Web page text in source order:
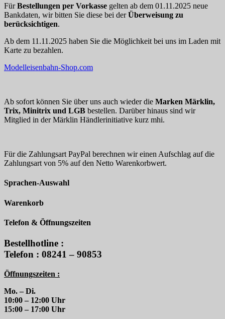
FürBestellungen per Vorkasse gelten ab dem 01.11.2025 neue
Bankdaten, wir bitten Sie diese bei derÜberweisung zu
berücksichtigen.
Ab dem 11.11.2025 haben Sie die Möglichkeit bei uns im Laden mit
Karte zu bezahlen.
Modelleisenbahn-Shop.com
Ab sofort können Sie über uns auch wieder die Marken Märklin,
Trix, Minitrix und LGB bestellen. Darüber hinaus sind wir
Mitglied in der Märklin Händlerinitiative kurz mhi.
Für die Zahlungsart PayPal berechnen wir einen Aufschlag auf die
Zahlungsart von 5% auf den Netto Warenkorbwert.
Sprachen-Auswahl
Warenkorb
Telefon & Öffnungszeiten
Bestellhotline :
Telefon : 08241 – 90853
Öffnungszeiten :
Mo. – Di.
10:00 – 12:00 Uhr
15:00 – 17:00 Uhr